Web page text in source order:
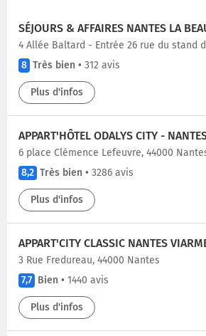
4 Allée Baltard - Entrée 26 rue du stand de tir, 44000
8 Très bien • 312 avis
Plus d'infos
6 place Clémence Lefeuvre, 44000
8,2 Très bien • 3286 avis
Plus d'infos
APPART'CITY CLASSIC NANTES
3 Rue Fredureau, 44000 Nantes
7,7 Bien • 1440 avis
Plus d'infos